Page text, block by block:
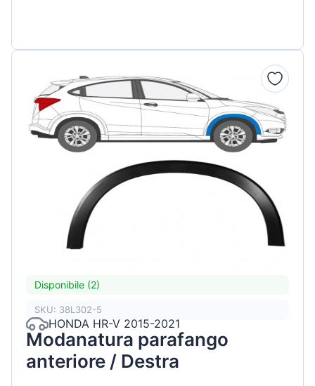
Disponibile (2)
SKU: 38L302-5
HONDA HR-V 2015-2021
Modanatura parafango
anteriore / Destra